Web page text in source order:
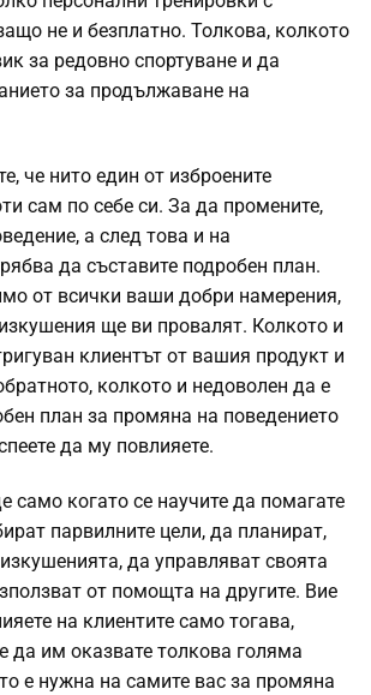
не и безплатно. Толкова, колкото
за редовно спортуване и да
за продължаване на
че нито един от изброените
сам по себе си. За да промените,
а след това и на
да съставите подробен план.
от всички ваши добри намерения,
ще ви провалят. Колкото и
клиентът от вашия продукт и
колкото и недоволен да е
план за промяна на поведението
да му повлияете.
само когато се научите да помагате
парвилните цели, да планират,
да управляват своята
от помощта на другите. Вие
на клиентите само тогава,
да им оказвате толкова голяма
е нужна на самите вас за промяна